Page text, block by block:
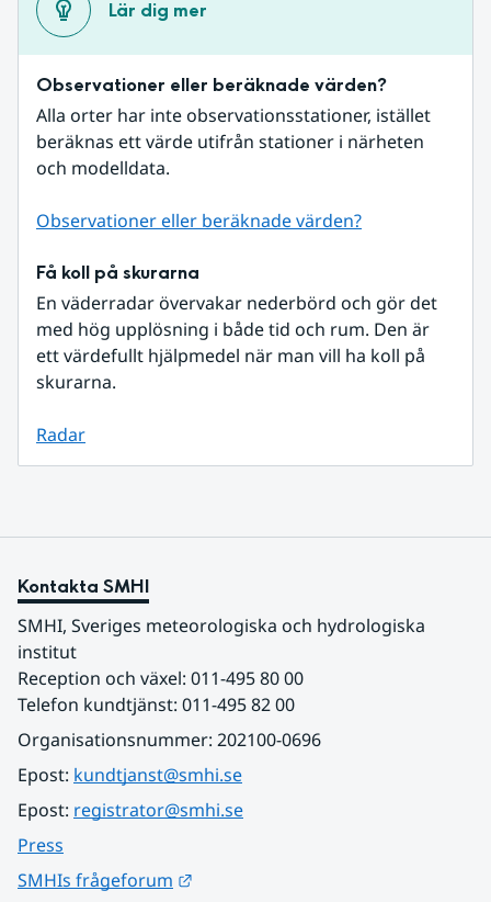
Lär dig mer
Observationer eller beräknade värden?
Alla orter har inte observationsstationer, istället
beräknas ett värde utifrån stationer i närheten
och modelldata.
Observationer eller beräknade värden?
Få koll på skurarna
En väderradar övervakar nederbörd och gör det
med hög upplösning i både tid och rum. Den är
ett värdefullt hjälpmedel när man vill ha koll på
skurarna.
Radar
Kontakta SMHI
SMHI, Sveriges meteorologiska och hydrologiska
institut
Reception och växel: 011-495 80 00
Telefon kundtjänst: 011-495 82 00
Organisationsnummer: 202100-0696
Epost: kundtjanst@smhi.se
Epost: registrator@smhi.se
Press
SMHIs frågeforum